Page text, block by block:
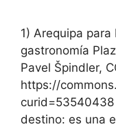
1) Arequipa
gastronomía
Pavel Špindler,
https://
curid=53540438
destino: es una